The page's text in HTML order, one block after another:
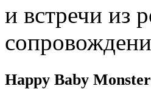
и встречи из
Happy Baby Monster